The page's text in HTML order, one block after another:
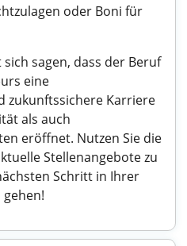
oder Boni für
sagen, dass der Beruf
eine
zukunftssichere Karriere
als auch
eröffnet. Nutzen Sie die
Stellenangebote zu
Schritt in Ihrer